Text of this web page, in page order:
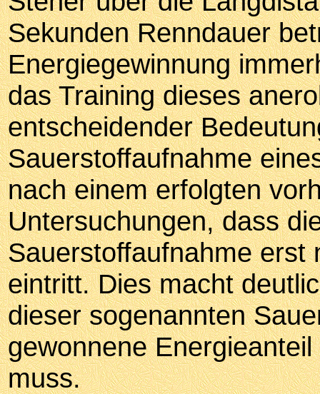
Sekunden Renndauer
Energiegewinnung
das Training dieses
entscheidender
Sauerstoffaufnahme
nach einem erfolgten
Untersuchungen, dass
Sauerstoffaufnahme erst
eintritt. Dies macht
dieser sogenannten
gewonnene
muss.